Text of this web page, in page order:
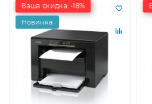
Ваша скидка: -18%
Новинка